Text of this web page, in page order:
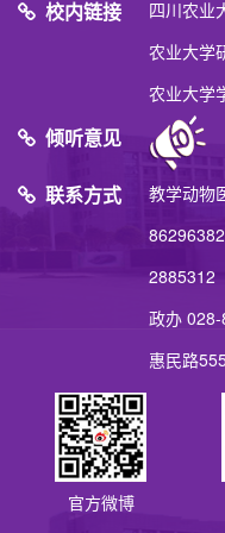
校内链接 四川农业
农业大学
农业大学
倾听意见
联系方式
教学动物
2885312
政办
惠民路
官方微博